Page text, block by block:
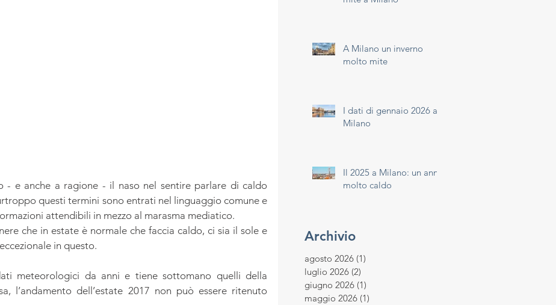
- e anche a ragione - il naso nel sentire parlare di caldo
questi termini sono entrati nel linguaggio comune e
attendibili in mezzo al marasma mediatico.
che in estate è normale che faccia caldo, ci sia il sole e
in questo.
meteorologici da anni e tiene sottomano quelli della
l’andamento dell’estate 2017 non può essere ritenuto
A Milano un inverno
molto mite
I dati di gennaio 2026 a
Milano
Il 2025 a Milano: un anno
molto caldo
Archivio
agosto 2026 (1)
luglio 2026 (2)
giugno 2026 (1)
maggio 2026 (1)